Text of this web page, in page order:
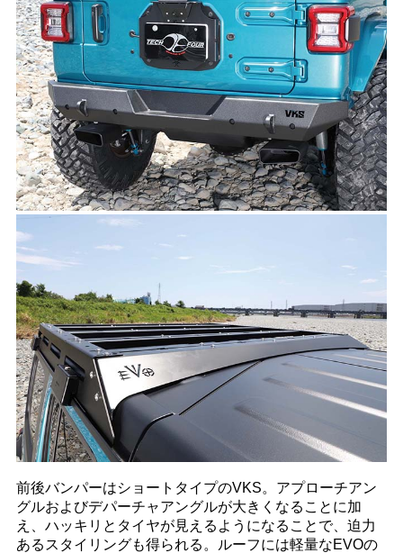
前後バンパーはショートタイプのVKS。アプローチアン
グルおよびデパーチャアングルが大きくなることに加
え、ハッキリとタイヤが見えるようになることで、迫力
あるスタイリングも得られる。ルーフには軽量なEVOの